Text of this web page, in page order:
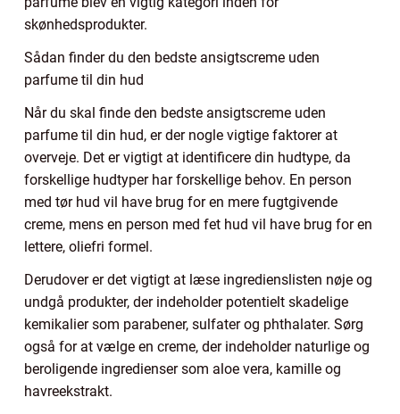
skønhedsprodukter.
Sådan finder du den bedste ansigtscreme uden
parfume til din hud
Når du skal finde den bedste ansigtscreme uden
parfume til din hud, er der nogle vigtige faktorer at
overveje. Det er vigtigt at identificere din hudtype, da
forskellige hudtyper har forskellige behov. En person
med tør hud vil have brug for en mere fugtgivende
creme, mens en person med fet hud vil have brug for en
lettere, oliefri formel.
Derudover er det vigtigt at læse ingredienslisten nøje og
undgå produkter, der indeholder potentielt skadelige
kemikalier som parabener, sulfater og phthalater. Sørg
også for at vælge en creme, der indeholder naturlige og
beroligende ingredienser som aloe vera, kamille og
havreekstrakt.